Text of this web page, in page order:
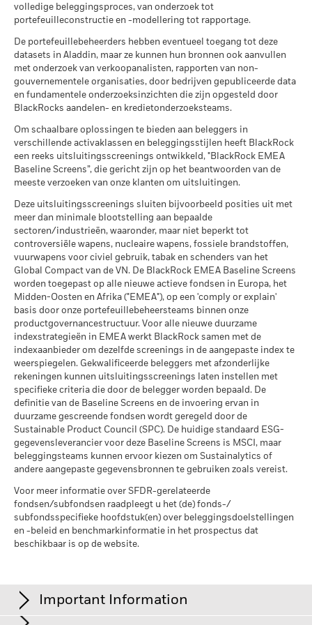
Totaalrendement
7,3 3,8
Index (%) USD
10,3 5,7 13,3
Het rendement is weergegeven na aftrek van de lopende
kosten. Instap-/uitstapvergoedingen worden niet in
De getoonde cijfers hebben betrekking op de prestaties in het
verleden.In het verleden behaalde resultaten vormen geen
betrouwbare indicator voor toekomstige resultaten. Markten
kunnen zich in de toekomst heel anders ontwikkelen. Het kan
u helpen om te beoordelen hoe het fonds in het verleden
werd beheerd
De prestaties worden weergegeven op basis van de netto-
inventariswaarde (NIW), waarbij de bruto-inkomsten, indien
van toepassing, worden herbelegd. Het rendement van uw
belegging kan stijgen of dalen als gevolg van
valutaschommelingen als uw belegging wordt gedaan in een
andere valuta dan die gebruikt in de berekening van de
prestaties in het verleden. Bron: Blackrock
Minimale eerste inleg
Regulatory Structure UCITS
Morningstar-categorie
Global Emerging Markets
Bond - EUR Hedged
Dealing Frequency
Dagelijks, forward pricing
SEDOL BNZHM44
Posities aan verandering onderhevig
Aanbevolen periode van bezit : 3 jaar
Voorbeeldbelegging EUR 10.000
per
Scenario's
Minimum Er is geen minimaal gegarandeerd
Stressscenario
Wat u kunt terugkrijgen na aftrek van
Gemiddeld rendement per jaar
Ongunstig
Gemiddeld rendement per jaar
Gematigd
Wat u kunt terugkrijgen na aftrek van
Gemiddeld rendement per jaar
Gunstig
Wat u kunt terugkrijgen na aftrek van
Gemiddeld rendement per jaar
Het stressscenario laat zien wat u zou kunnen terugkrijgen in
extreme marktomstandigheden.
Alle documenten
volledige beleggingsproces, van onderzoek tot
portefeuilleconstructie en -modellering tot rapportage.
De portefeuillebeheerders hebben eventueel toegang tot deze
datasets in Aladdin, maar ze kunnen hun bronnen ook aanvullen
met onderzoek van verkoopanalisten, rapporten van non-
gouvernementele organisaties, door bedrijven gepubliceerde data
en fundamentele onderzoeksinzichten die zijn opgesteld door
BlackRocks aandelen- en kredietonderzoeksteams.
Om schaalbare oplossingen te bieden aan beleggers in
verschillende activaklassen en beleggingsstijlen heeft BlackRock
een reeks uitsluitingsscreenings ontwikkeld, "BlackRock EMEA
Baseline Screens”, die gericht zijn op het beantwoorden van de
meeste verzoeken van onze klanten om uitsluitingen.
Deze uitsluitingsscreenings sluiten bijvoorbeeld posities uit met
meer dan minimale blootstelling aan bepaalde
sectoren/industrieën, waaronder, maar niet beperkt tot
controversiële wapens, nucleaire wapens, fossiele brandstoffen,
vuurwapens voor civiel gebruik, tabak en schenders van het
Global Compact van de VN. De BlackRock EMEA Baseline Screens
worden toegepast op alle nieuwe actieve fondsen in Europa, het
Midden-Oosten en Afrika ("EMEA"), op een 'comply or explain'
basis door onze portefeuillebeheersteams binnen onze
productgovernancestructuur. Voor alle nieuwe duurzame
indexstrategieën in EMEA werkt BlackRock samen met de
indexaanbieder om dezelfde screenings in de aangepaste index te
weerspiegelen. Gekwalificeerde beleggers met afzonderlijke
rekeningen kunnen uitsluitingsscreenings laten instellen met
specifieke criteria die door de belegger worden bepaald. De
definitie van de Baseline Screens en de invoering ervan in
duurzame gescreende fondsen wordt geregeld door de
Sustainable Product Council (SPC). De huidige standaard ESG-
gegevensleverancier voor deze Baseline Screens is MSCI, maar
beleggingsteams kunnen ervoor kiezen om Sustainalytics of
andere aangepaste gegevensbronnen te gebruiken zoals vereist.
Voor meer informatie over SFDR-gerelateerde
fondsen/subfondsen raadpleegt u het (de) fonds-/
subfondsspecifieke hoofdstuk(en) over beleggingsdoelstellingen
en -beleid en benchmarkinformatie in het prospectus dat
beschikbaar is op de website.
Important Information